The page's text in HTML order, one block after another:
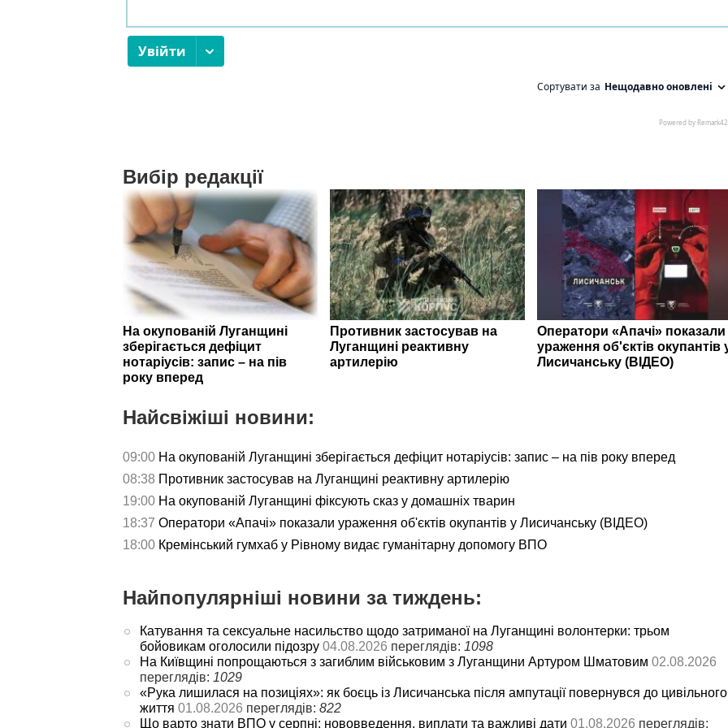
Вибір редакції
На окупованій Луганщині
зберігається дефіцит
нотаріусів: запис – на пів
року вперед
Противник застосував на
Луганщині реактивну
артилерію
Оператори «Апачі» показали
ураження об'єктів окупантів
Лисичанську (ВІДЕО)
Найсвіжіші новини:
09:00 На окупованій Луганщині зберігається дефіцит нотаріусів: запис – на пів року вперед
08:38 Противник застосував на Луганщині реактивну артилерію
19:00 На окупованій Луганщині фіксують сказ у домашніх тварин
18:37 Оператори «Апачі» показали ураження об'єктів окупантів у Лисичанську (ВІДЕО)
18:00 Кремінський гумхаб у Рівному видає гуманітарну допомогу ВПО
Найпопулярніші новини за тиждень:
Катування та сексуальне насильство щодо затриманої на Луганщині волонтерки: трьом
бойовикам оголосили підозру 04.08.2026 переглядів: 1098
На Київщині попрощаються з загиблим військовим з Луганщини Артуром Шматовим 02.08.2026
переглядів: 1029
«Рука лишилася на позиціях»: як боєць із Лисичанська після ампутації повернувся до цивільного
життя 01.08.2026 переглядів: 822
Що варто знати ВПО у серпні: нововведення, виплати та важливі дати 01.08.2026 переглядів: